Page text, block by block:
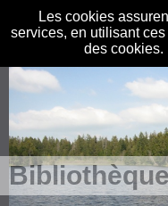
Les cookies
services, en utilisant
des cookies.